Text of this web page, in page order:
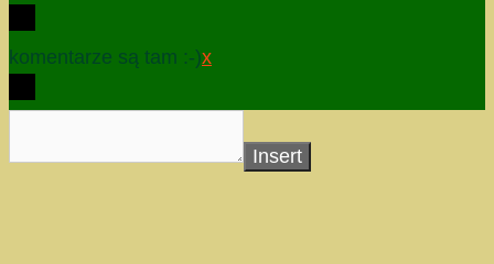
komentarze są tam :-)x
Insert